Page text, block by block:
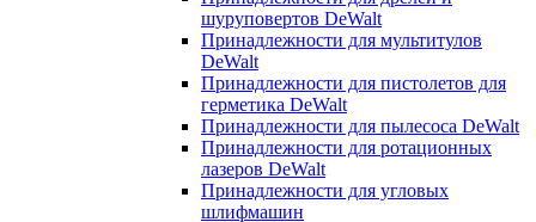
шуруповертов DeWalt
Принадлежности для мультитулов
DeWalt
Принадлежности для пистолетов для
герметика DeWalt
Принадлежности для пылесоса DeWalt
Принадлежности для ротационных
лазеров DeWalt
Принадлежности для угловых
шлифмашин